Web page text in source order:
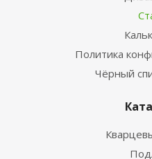
Политика
Чёрный